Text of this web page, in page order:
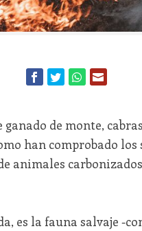
de monte,
han comprobado
animales
es la fauna salvaje -